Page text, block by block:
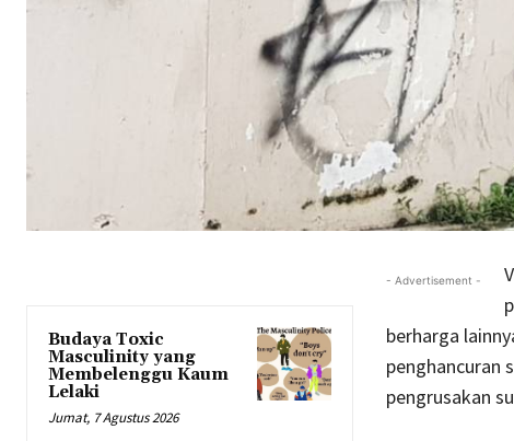
Budaya Toxic
Masculinity yang
Membelenggu Kaum
Lelaki
Jumat, 7 Agustus 2026
- Advertisement -
berharga
penghancuran
pengrusakan